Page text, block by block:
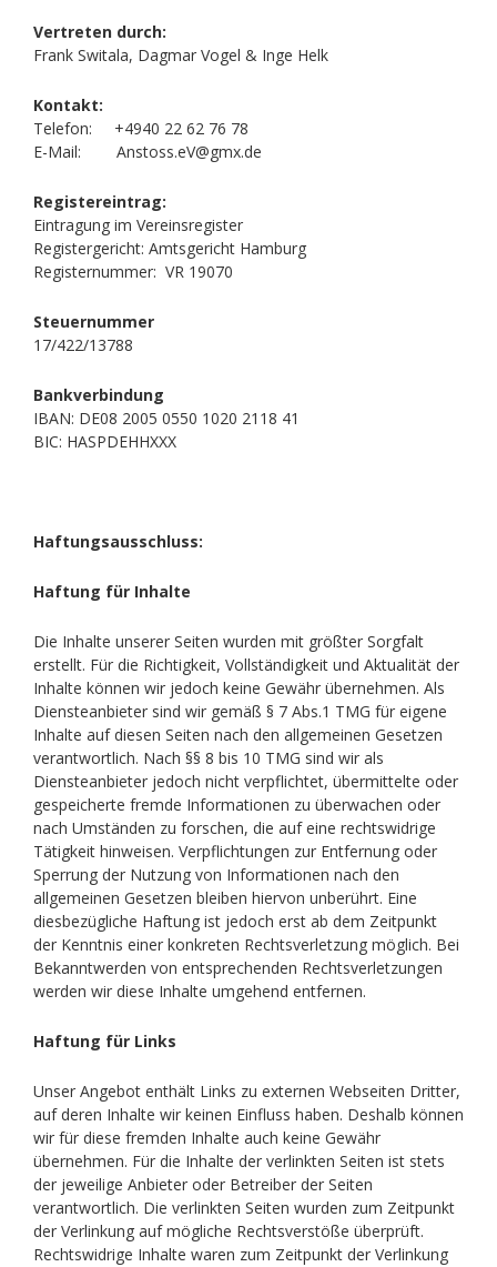
Vertreten durch:
Frank Switala, Dagmar Vogel & Inge Helk
Kontakt:
Telefon: +4940 22 62 76 78
E-Mail: Anstoss.eV@gmx.de
Registereintrag:
Eintragung im Vereinsregister
Registergericht: Amtsgericht Hamburg
Registernummer: VR 19070
Steuernummer
17/422/13788
Bankverbindung
IBAN: DE08 2005 0550 1020 2118 41
BIC: HASPDEHHXXX
Haftungsausschluss:
Haftung für Inhalte
Die Inhalte unserer Seiten wurden mit größter Sorgfalt
erstellt. Für die Richtigkeit, Vollständigkeit und Aktualität der
Inhalte können wir jedoch keine Gewähr übernehmen. Als
Diensteanbieter sind wir gemäß § 7 Abs.1 TMG für eigene
Inhalte auf diesen Seiten nach den allgemeinen Gesetzen
verantwortlich. Nach §§ 8 bis 10 TMG sind wir als
Diensteanbieter jedoch nicht verpflichtet, übermittelte oder
gespeicherte fremde Informationen zu überwachen oder
nach Umständen zu forschen, die auf eine rechtswidrige
Tätigkeit hinweisen. Verpflichtungen zur Entfernung oder
Sperrung der Nutzung von Informationen nach den
allgemeinen Gesetzen bleiben hiervon unberührt. Eine
diesbezügliche Haftung ist jedoch erst ab dem Zeitpunkt
der Kenntnis einer konkreten Rechtsverletzung möglich. Bei
Bekanntwerden von entsprechenden Rechtsverletzungen
werden wir diese Inhalte umgehend entfernen.
Haftung für Links
Unser Angebot enthält Links zu externen Webseiten Dritter,
auf deren Inhalte wir keinen Einfluss haben. Deshalb können
wir für diese fremden Inhalte auch keine Gewähr
übernehmen. Für die Inhalte der verlinkten Seiten ist stets
der jeweilige Anbieter oder Betreiber der Seiten
verantwortlich. Die verlinkten Seiten wurden zum Zeitpunkt
der Verlinkung auf mögliche Rechtsverstöße überprüft.
Rechtswidrige Inhalte waren zum Zeitpunkt der Verlinkung